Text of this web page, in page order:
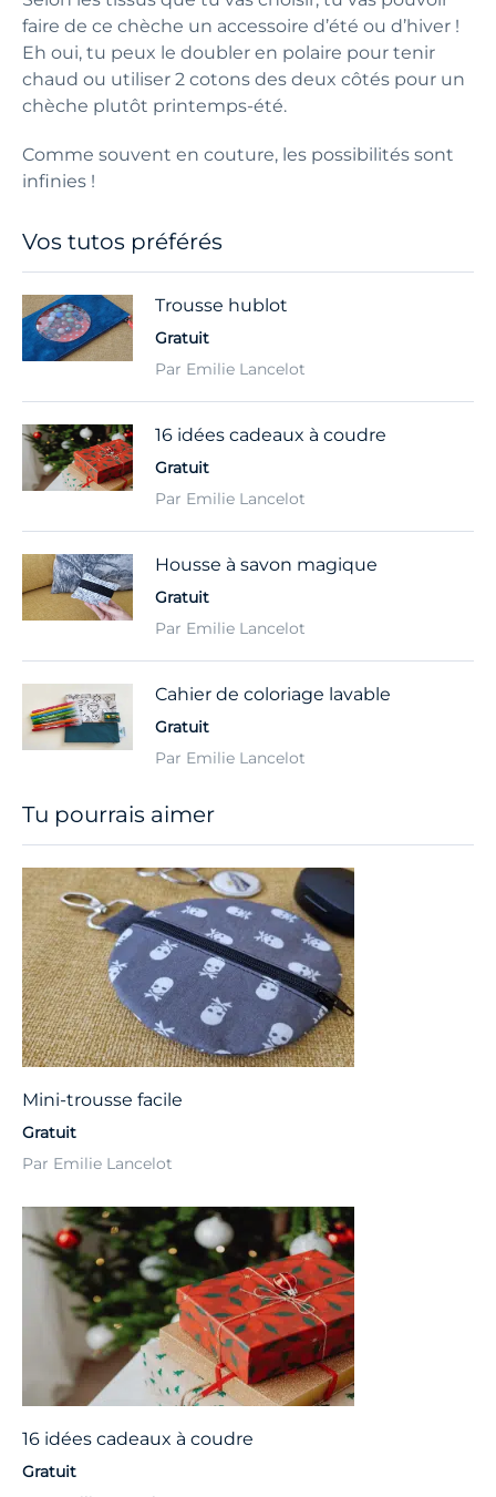
faire de ce chèche un accessoire d’été ou d’hiver !
Eh oui, tu peux le doubler en polaire pour tenir
chaud ou utiliser 2 cotons des deux côtés pour un
chèche plutôt printemps-été.
Comme souvent en couture, les possibilités sont
infinies !
Tu pourrais aimer
Mini-trousse facile
Gratuit
Par Emilie Lancelot
16 idées cadeaux à coudre
Gratuit
Vos tutos préférés
Trousse hublot
Gratuit
Par Emilie Lancelot
16 idées cadeaux à coudre
Gratuit
Par Emilie Lancelot
Housse à savon magique
Gratuit
Par Emilie Lancelot
Cahier de coloriage lavable
Gratuit
Par Emilie Lancelot